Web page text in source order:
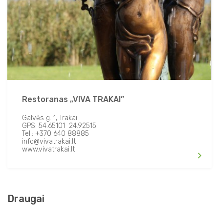
Restoranas „VIVA TRAKAI”
Galvės g. 1, Trakai
GPS: 54.65101 24.92515
Tel.: +370 640 88885
info@vivatrakai.lt
www.vivatrakai.lt
Draugai